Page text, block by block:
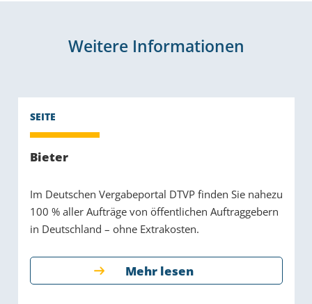
Weitere Informationen
Bieter
Im Deutschen Vergabeportal DTVP finden Sie nahezu
100 % aller Aufträge von öffentlichen Auftraggebern
in Deutschland – ohne Extrakosten.
Mehr lesen